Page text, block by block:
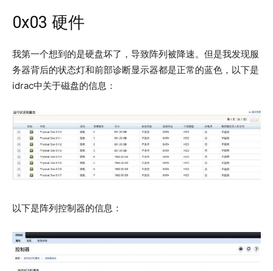
0x03 硬件
我第一个想到的是硬盘坏了，导致阵列被降速。但是我发现服
务器背后的状态灯和前部诊断显示器都是正常的蓝色，以下是
idrac中关于磁盘的信息：
以下是阵列控制器的信息：